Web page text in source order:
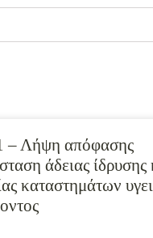
– Λήψη απόφασης
άδειας ίδρυσης
καταστημάτων